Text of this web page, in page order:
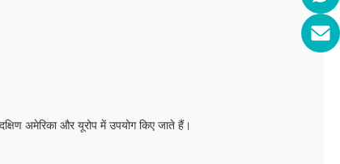
अमेरिका और यूरोप में उपयोग किए जाते हैं।